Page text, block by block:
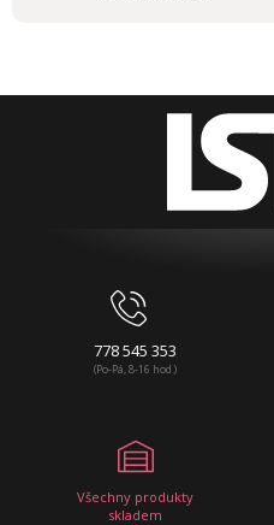
778 545 353
(Po-Pá, 8-16 hod.)
Všechny produkty
skladem